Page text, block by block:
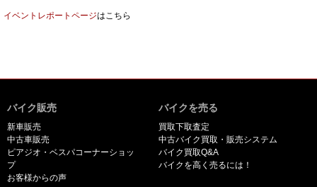
イベントレポートページはこちら
バイク販売
新車販売
中古車販売
ピアジオ・ベスパコーナーショッ
プ
お客様からの声
バイクを売る
買取下取査定
中古バイク買取・販売システム
バイク買取Q&A
バイクを高く売るには！